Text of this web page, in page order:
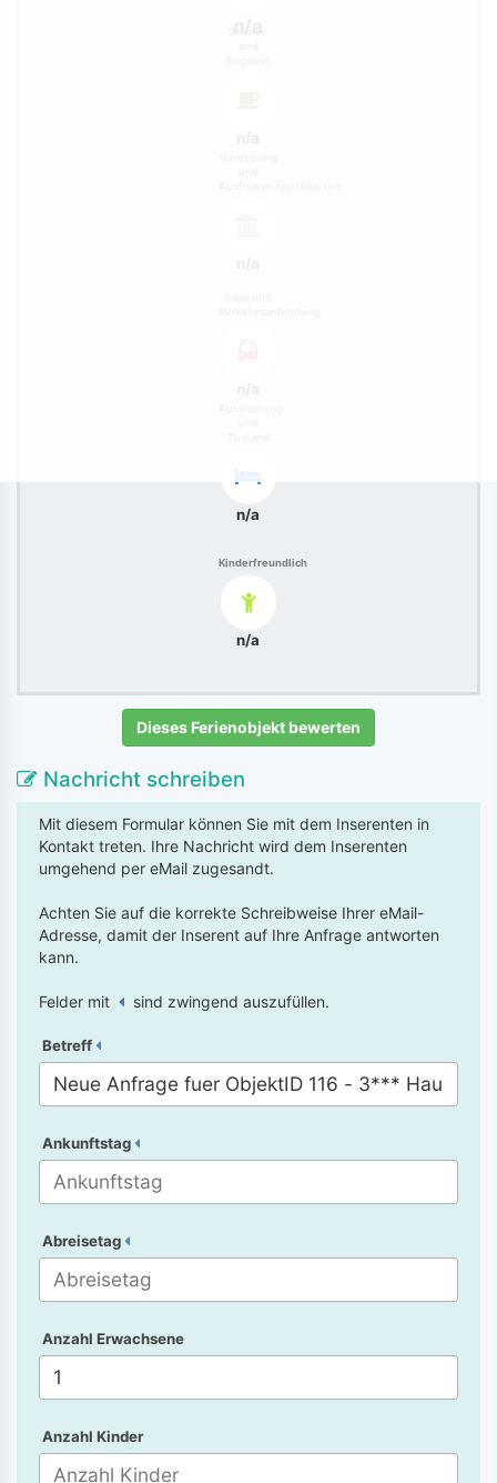
n/a
Kinderfreundlich
n/a
Dieses Ferienobjekt bewerten
Nachricht schreiben
Mit diesem Formular können Sie mit dem Inserenten in
Kontakt treten. Ihre Nachricht wird dem Inserenten
umgehend per eMail zugesandt.
Achten Sie auf die korrekte Schreibweise Ihrer eMail-
Adresse, damit der Inserent auf Ihre Anfrage antworten
kann.
Felder mit sind zwingend auszufüllen.
Betreff
Ankunftstag
Abreisetag
Anzahl Erwachsene
Anzahl Kinder